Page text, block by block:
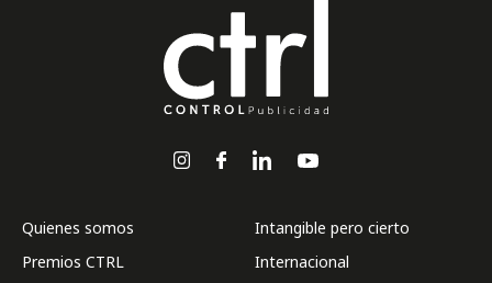
Quienes somos
Premios CTRL
Intangible pero cierto
Internacional